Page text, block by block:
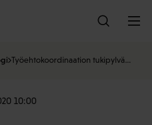
Työehtokoordinaation tukipylvä…
10:00